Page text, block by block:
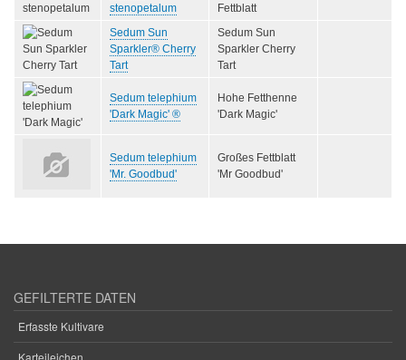
stenopetalum
Fettblatt
Sedum Sun
Sparkler® Cherry
Tart
Sedum Sun
Sparkler Cherry
Tart
Sedum telephium
'Dark Magic' ®
Hohe Fetthenne
'Dark Magic'
Sedum telephium
'Mr. Goodbud'
Großes Fettblatt
'Mr Goodbud'
GEFILTERTE DATEN
Erfasste Kultivare